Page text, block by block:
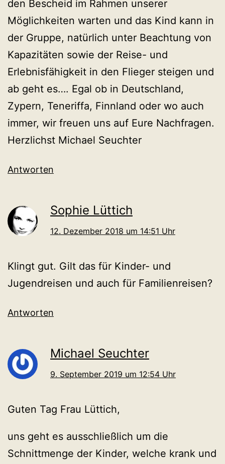
den Bescheid im Rahmen unserer
Möglichkeiten warten und das Kind kann in
der Gruppe, natürlich unter Beachtung von
Kapazitäten sowie der Reise- und
Erlebnisfähigkeit in den Flieger steigen und
ab geht es…. Egal ob in Deutschland,
Zypern, Teneriffa, Finnland oder wo auch
immer, wir freuen uns auf Eure Nachfragen.
Herzlichst Michael Seuchter
Antworten
Sophie Lüttich
12. Dezember 2018 um 14:51 Uhr
Klingt gut. Gilt das für Kinder- und
Jugendreisen und auch für Familienreisen?
Antworten
Michael Seuchter
9. September 2019 um 12:54 Uhr
Guten Tag Frau Lüttich,
uns geht es ausschließlich um die
Schnittmenge der Kinder, welche krank und